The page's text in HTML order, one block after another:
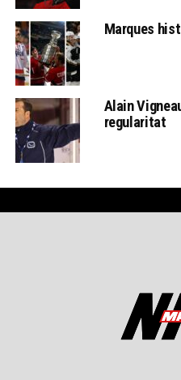
Marques
Alain
regularitat